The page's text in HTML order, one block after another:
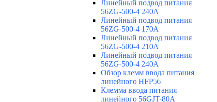
Линейный подвод питания
56ZG-500-4 240A
Линейный подвод питания
56ZG-500-4 170A
Линейный подвод питания
56ZG-500-4 210A
Линейный подвод питания
56ZG-500-4 240A
Обзор клемм ввода питания
линейного HFP56
Клемма ввода питания
линейного 56GJT-80A